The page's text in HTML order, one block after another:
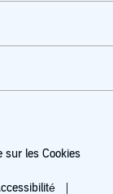
sur les Cookies